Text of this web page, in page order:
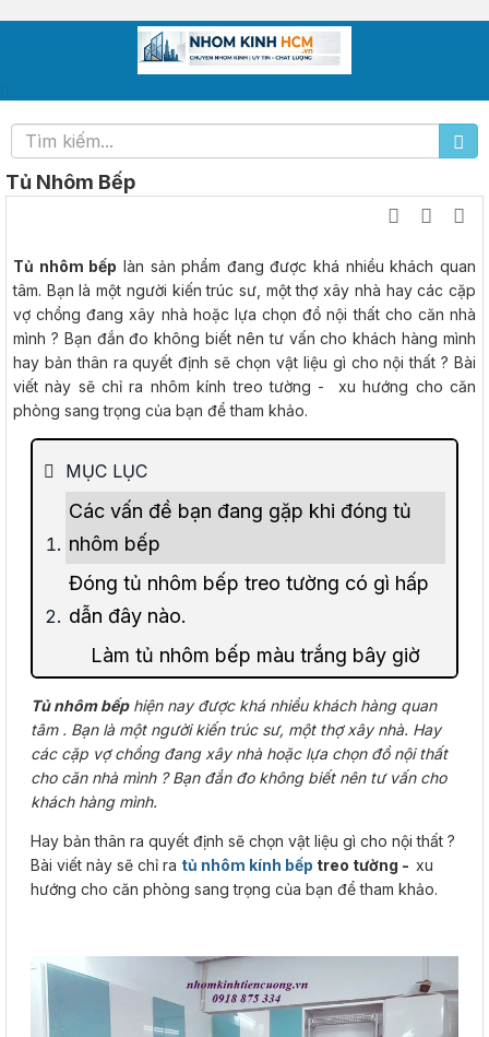
Tủ Nhôm Bếp
Tủ nhôm bếp làn sản phẩm đang được khá nhiều khách quan
tâm. Bạn là một người kiến trúc sư, một thợ xây nhà hay các cặp
vợ chồng đang xây nhà hoặc lựa chọn đồ nội thất cho căn nhà
mình ? Bạn đắn đo không biết nên tư vấn cho khách hàng mình
hay bản thân ra quyết định sẽ chọn vật liệu gì cho nội thất ? Bài
viết này sẽ chỉ ra nhôm kính treo tường - xu hướng cho căn
phòng sang trọng của bạn để tham khảo.
MỤC LỤC
Các vấn đề bạn đang gặp khi đóng tủ
nhôm bếp
Đóng tủ nhôm bếp treo tường có gì hấp
dẫn đây nào.
Làm tủ nhôm bếp màu trắng bây giờ
Sử dụng nhôm kính cho đồ nội thất còn
có thể tiết kiệm nhiều chi phí.
Xưởng đóng tủ nhôm bếp nếu bạn muốn
phòng bếp trở nên sang trọng hơn.
Tủ nhôm bếphiện nay được khá nhiều khách hàng quan
tâm . Bạn là một người kiến trúc sư, một thợ xây nhà. Hay
các cặp vợ chồng đang xây nhà hoặc lựa chọn đồ nội thất
cho căn nhà mình ? Bạn đắn đo không biết nên tư vấn cho
khách hàng mình.
Hay bản thân ra quyết định sẽ chọn vật liệu gì cho nội thất ?
Bài viết này sẽ chỉ ra tủ nhôm kính bếp treo tường - xu
hướng cho căn phòng sang trọng của bạn để tham khảo.